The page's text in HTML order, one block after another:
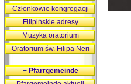
Członkowie kongregacji
Filipińskie adresy
Muzyka oratorium
Oratorium św. Filipa Neri
+Pfarrgemeinde